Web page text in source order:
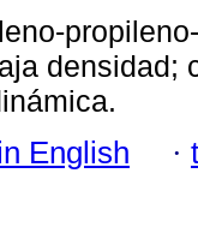
densidad;
English ·